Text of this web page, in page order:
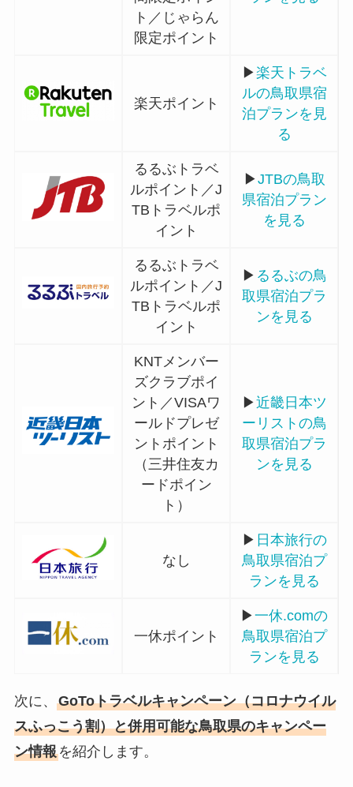
ト／じゃらん
限定ポイント
楽天ポイント
▶楽天トラベ
ルの鳥取県宿
泊プランを見
る
るるぶトラベ
ルポイント／J
TBトラベルポ
イント
▶JTBの鳥取
県宿泊プラン
を見る
るるぶトラベ
ルポイント／J
TBトラベルポ
イント
▶ るるぶの鳥
取県宿泊プラ
ンを見る
KNTメンバー
ズクラブポイ
ント／VISAワ
ールドプレゼ
ントポイント
（三井住友カ
ードポイン
ト）
▶近畿日本ツ
ーリストの鳥
取県宿泊プラ
ンを見る
なし
▶ 日本旅行の
鳥取県宿泊プ
ランを見る
一休ポイント
▶一休.comの
鳥取県宿泊プ
ランを見る
次に、 GoToトラベルキャンペーン（コロナウイル
スふっこう割）と併用可能な鳥取県のキャンペー
ン情報を紹介します。